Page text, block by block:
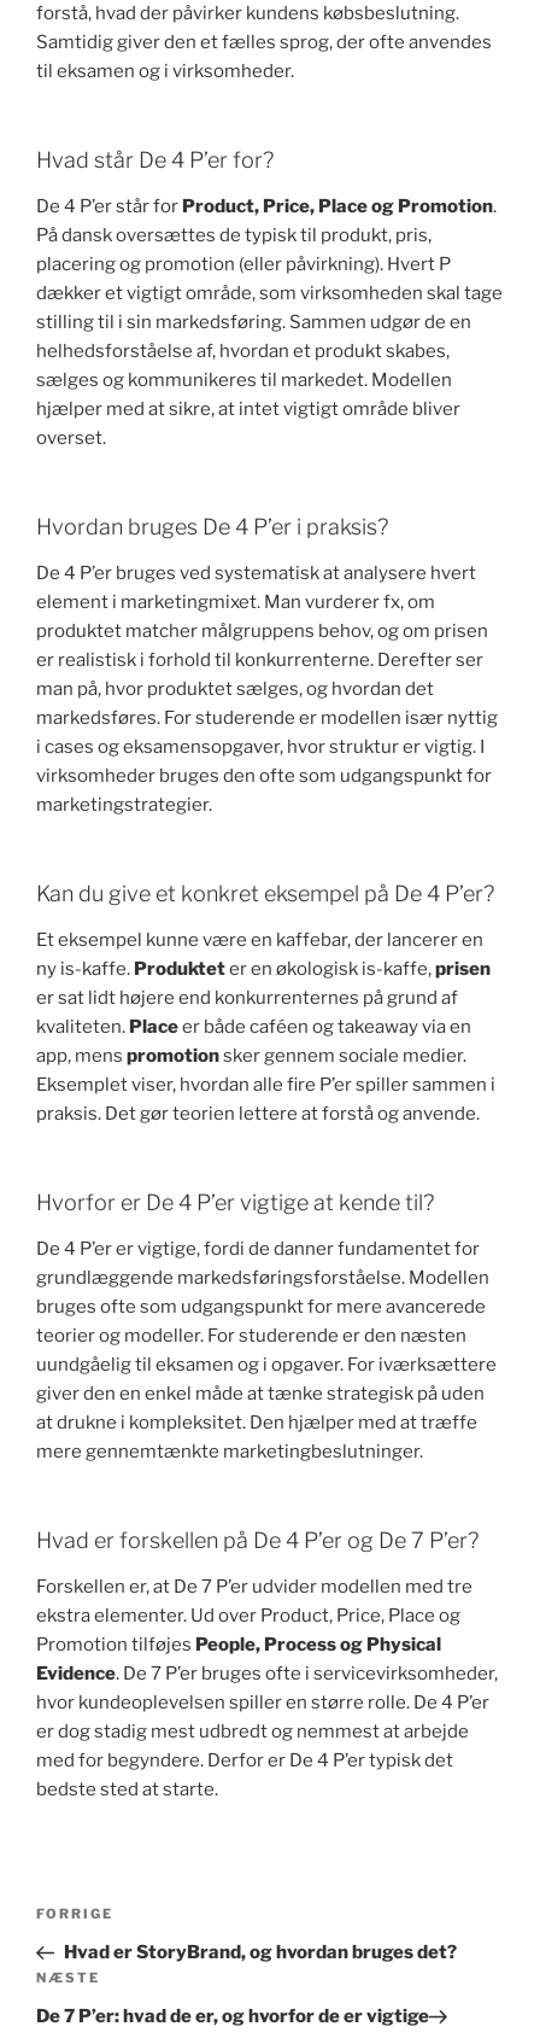
forstå, hvad der påvirker kundens købsbeslutning.
Samtidig giver den et fælles sprog, der ofte anvendes
til eksamen og i virksomheder.
Hvad står De 4 P’er for?
De 4 P’er står for Product, Price, Place og Promotion.
På dansk oversættes de typisk til produkt, pris,
placering og promotion (eller påvirkning). Hvert P
dækker et vigtigt område, som virksomheden skal tage
stilling til i sin markedsføring. Sammen udgør de en
helhedsforståelse af, hvordan et produkt skabes,
sælges og kommunikeres til markedet. Modellen
hjælper med at sikre, at intet vigtigt område bliver
overset.
Hvordan bruges De 4 P’er i praksis?
De 4 P’er bruges ved systematisk at analysere hvert
element i marketingmixet. Man vurderer fx, om
produktet matcher målgruppens behov, og om prisen
er realistisk i forhold til konkurrenterne. Derefter ser
man på, hvor produktet sælges, og hvordan det
markedsføres. For studerende er modellen især nyttig
i cases og eksamensopgaver, hvor struktur er vigtig. I
virksomheder bruges den ofte som udgangspunkt for
marketingstrategier.
Kan du give et konkret eksempel på De 4 P’er?
Et eksempel kunne være en kaffebar, der lancerer en
ny is-kaffe. Produkteter en økologisk is-kaffe,prisen
er sat lidt højere end konkurrenternes på grund af
kvaliteten. Placeer både caféen og takeaway via en
app, mens promotionsker gennem sociale medier.
Eksemplet viser, hvordan alle fire P’er spiller sammen i
praksis. Det gør teorien lettere at forstå og anvende.
Hvorfor er De 4 P’er vigtige at kende til?
De 4 P’er er vigtige, fordi de danner fundamentet for
grundlæggende markedsføringsforståelse. Modellen
bruges ofte som udgangspunkt for mere avancerede
teorier og modeller. For studerende er den næsten
uundgåelig til eksamen og i opgaver. For iværksættere
giver den en enkel måde at tænke strategisk på uden
at drukne i kompleksitet. Den hjælper med at træffe
mere gennemtænkte marketingbeslutninger.
Hvad er forskellen på De 4 P’er og De 7 P’er?
Forskellen er, at De 7 P’er udvider modellen med tre
ekstra elementer. Ud over Product, Price, Place og
Promotion tilføjes People, Process og Physical
Evidence. De 7 P’er bruges ofte i servicevirksomheder,
hvor kundeoplevelsen spiller en større rolle. De 4 P’er
er dog stadig mest udbredt og nemmest at arbejde
med for begyndere. Derfor er De 4 P’er typisk det
bedste sted at starte.
Indlægsnavigation
Forrige
indlæg
FORRIGE
Hvad er StoryBrand, og hvordan bruges det?
Næste
indlæg
NÆSTE
De 7 P’er: hvad de er, og hvorfor de er vigtige